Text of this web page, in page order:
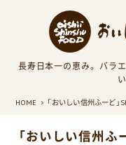
長寿日本一の恵み。バラ
HOME 「おいしい信州ふーど」
「おいしい信州ふ